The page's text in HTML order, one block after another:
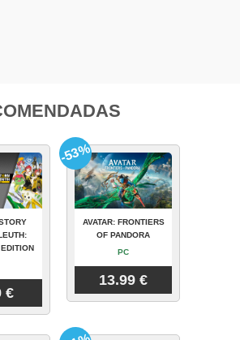
€
AVATAR: FRONTIERS
OF PANDORA
PC
13.99 €
-53%